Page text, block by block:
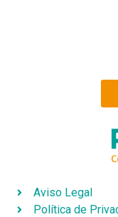
Aviso Legal
Política de